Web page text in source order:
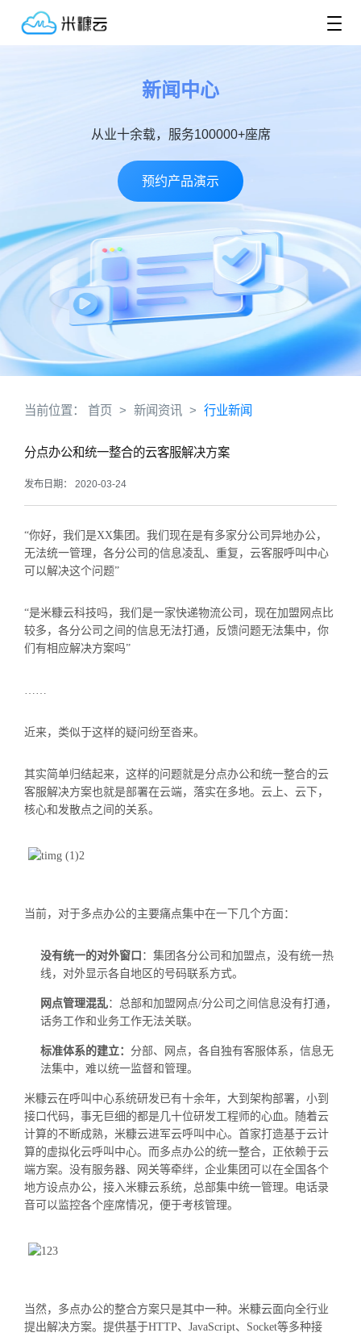
新闻中心
从业十余载，服务100000+座席
预约产品演示
当前位置： 首页 > 新闻资讯 > 行业新闻
分点办公和统一整合的云客服解决方案
发布日期： 2020-03-24
“你好，我们是XX集团。我们现在是有多家分公司异地办公，
无法统一管理，各分公司的信息凌乱、重复，云客服呼叫中心
可以解决这个问题”
“是米糠云科技吗，我们是一家快递物流公司，现在加盟网点比
较多，各分公司之间的信息无法打通，反馈问题无法集中，你
们有相应解决方案吗”
近来，类似于这样的疑问纷至沓来。
其实简单归结起来，这样的问题就是分点办公和统一整合的云
客服解决方案也就是部署在云端，落实在多地。云上、云下，
核心和发散点之间的关系。
当前，对于多点办公的主要痛点集中在一下几个方面：
没有统一的对外窗口 ：集团各分公司和加盟点，没有统一热
线，对外显示各自地区的号码联系方式。
网点管理混乱：总部和加盟网点/分公司之间信息没有打通，
话务工作和业务工作无法关联。
标准体系的建立： 分部、网点，各自独有客服体系，信息无
法集中，难以统一监督和管理。
米糠云在呼叫中心系统研发已有十余年，大到架构部署，小到
接口代码，事无巨细的都是几十位研发工程师的心血。随着云
计算的不断成熟，米糠云进军云呼叫中心。首家打造基于云计
算的虚拟化云呼叫中心。而多点办公的统一整合，正依赖于云
端方案。没有服务器、网关等牵绊，企业集团可以在全国各个
地方设点办公，接入米糠云系统，总部集中统一管理。电话录
音可以监控各个座席情况，便于考核管理。
当然，多点办公的整合方案只是其中一种。米糠云面向全行业
提出解决方案。提供基于HTTP、JavaScript、Socket等多种接